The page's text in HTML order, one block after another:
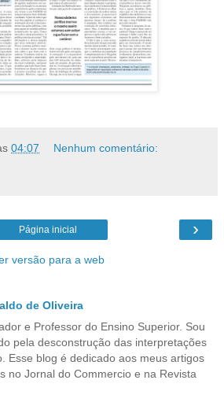
04:07 Nenhum comentário:
›
Página inicial
versão para a web
de Oliveira
e Professor do Ensino Superior. Sou
pela desconstrução das interpretações
Esse blog é dedicado aos meus artigos
no Jornal do Commercio e na Revista